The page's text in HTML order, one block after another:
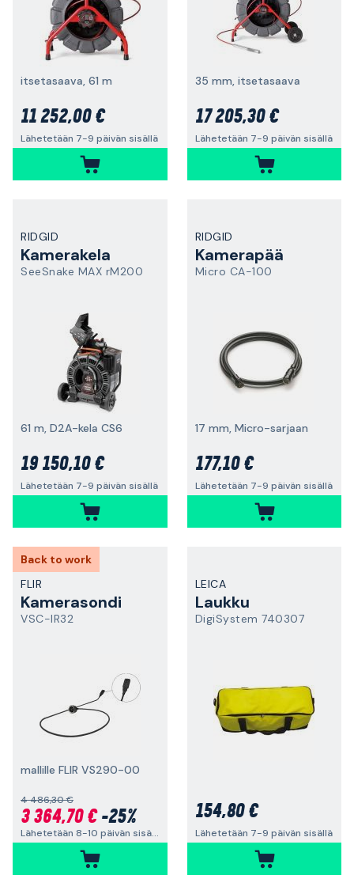
itsetasaava, 61 m
11 252,00 €
Lähetetään 7-9 päivän sisällä
35 mm, itsetasaava
17 205,30 €
Lähetetään 7-9 päivän sisällä
RIDGID
Kamerakela
SeeSnake MAX rM200
61 m, D2A-kela CS6
19 150,10 €
Lähetetään 7-9 päivän sisällä
RIDGID
Kamerapää
Micro CA-100
17 mm, Micro-sarjaan
177,10 €
Lähetetään 7-9 päivän sisällä
Back to work
FLIR
Kamerasondi
VSC-IR32
mallille FLIR VS290-00
4 486,30 €
3 364,70 €-25%
Lähetetään 8-10 päivän sisällä
LEICA
Laukku
DigiSystem 740307
154,80 €
Lähetetään 7-9 päivän sisällä